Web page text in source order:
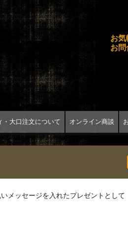
お気
お
・大口注文について オンライン商談
メッセージを入れたプレゼントとして